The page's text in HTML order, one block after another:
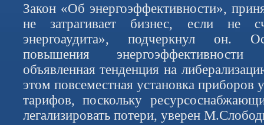
Закон «Об энергоэффективности»,
не затрагивает бизнес, если не
энергоаудита», подчеркнул он.
повышения
объявленная тенденция на
этом повсеместная установка приборов
тарифов, поскольку
легализировать потери, уверен